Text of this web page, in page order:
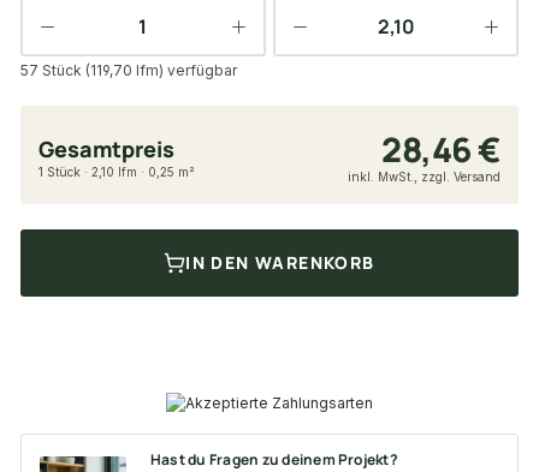
57 Stück (119,70 lfm) verfügbar
Gesamtpreis 28,46 €
1 Stück · 2,10 lfm · 0,25 m² inkl. MwSt., zzgl. Versand
IN DEN WARENKORB
Hast du Fragen zu deinem Projekt?